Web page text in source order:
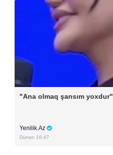
"Ana olmaq şansım yoxdur"
Yenilik.Az
Dünən 16:47